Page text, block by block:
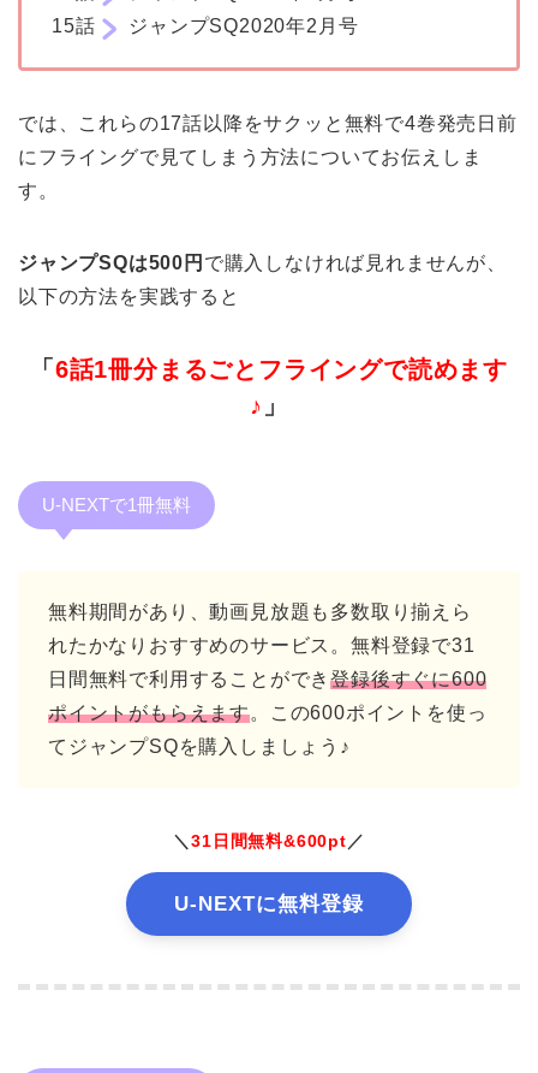
15話
ジャンプSQ2020年2月号
では、これらの17話以降をサクッと無料で4巻発売日前
にフライングで見てしまう方法についてお伝えしま
す。
ジャンプSQは500円 で購入しなければ見れませんが、
以下の方法を実践すると
「 6話1冊分まるごとフライングで読めます
♪ 」
U-NEXTで1冊無料
無料期間があり、動画見放題も多数取り揃えら
れたかなりおすすめのサービス。無料登録で31
日間無料で利用することができ登録後すぐに600
ポイントがもらえます。この600ポイントを使っ
てジャンプSQを購入しましょう♪
＼31日間無料&600pt ／
U-NEXTに無料登録